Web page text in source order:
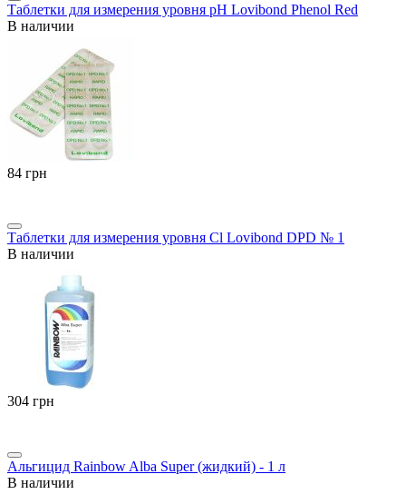
Таблетки для измерения уровня pH Lovibond Phenol Red
В наличии
‍84‍ грн
Таблетки для измерения уровня Cl Lovibond DPD № 1
В наличии
‍304‍ грн
Альгицид Rainbow Alba Super (жидкий) - 1 л
В наличии